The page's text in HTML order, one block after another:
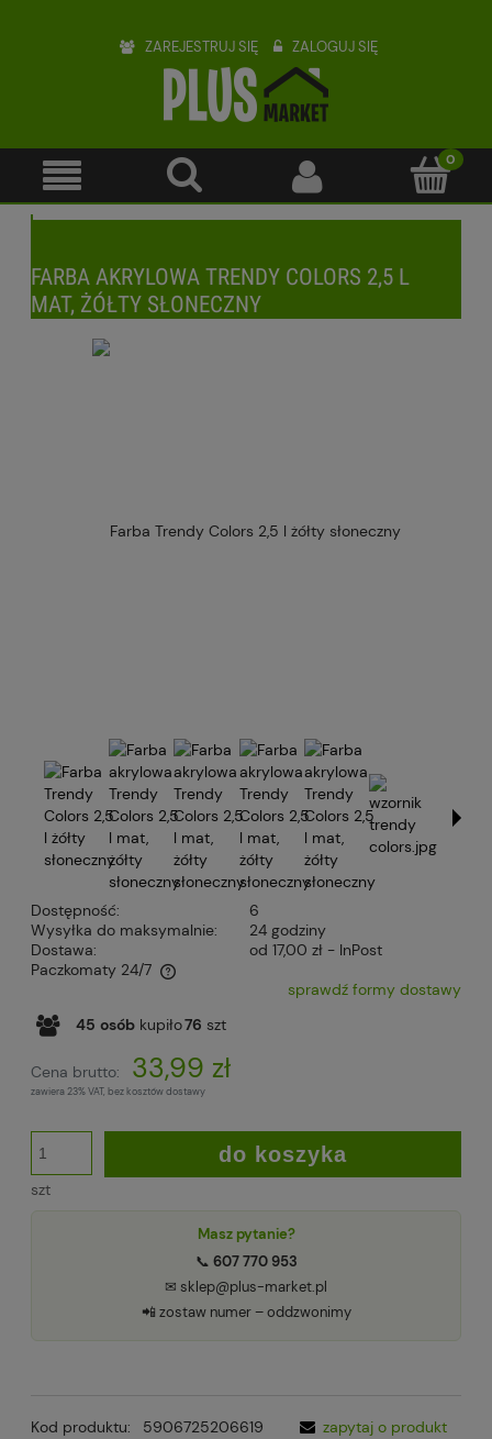
ZAREJESTRUJ SIĘ ZALOGUJ SIĘ
FARBA AKRYLOWA TRENDY COLORS 2,5 L
MAT, ŻÓŁTY SŁONECZNY
Dostępność:
6
Wysyłka do maksymalnie:
24 godziny
Dostawa:
od 17,00 zł - InPost
Paczkomaty 24/7
Cena nie zawiera ewentualnych kosztów płatnościsprawdź formy dostawy
45 osób kupiło76 szt
Cena brutto: 33,99 zł
zawiera 23% VAT, bez kosztów dostawy
szt
do koszyka
Masz pytanie?
📞 607 770 953
✉ sklep@plus-market.pl
📲 zostaw numer – oddzwonimy
Kod produktu: 5906725206619
zapytaj o produkt